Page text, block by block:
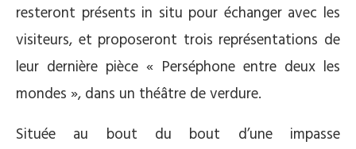
resteront présents in situ pour échanger avec les
visiteurs, et proposeront trois représentations de
leur dernière pièce « Perséphone entre deux les
mondes », dans un théâtre de verdure.
Située au bout du bout d’une impasse